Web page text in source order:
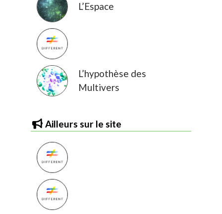
L’Espace
L’hypothèse des
Multivers
Ailleurs sur le site